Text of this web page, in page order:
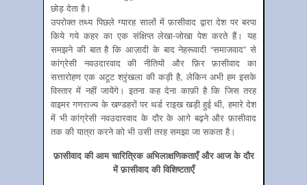
छोड़ देता है।
उपरोक्त तथ्य पिछले ग्यारह सालों में फ़ासीवाद द्वारा देश पर बरपा
किये गये कहर का एक संक्षिप्त लेखा-जोखा पेश करते हैं। यह
समझने की बात है कि आज़ादी के बाद नेहरूवादी “समाजवाद” से
कांग्रेसी नवउदारवाद की नीतियों और फ़िर फ़ासीवाद का
सत्तारोहण एक अटूट श्रृंखला की कड़ी है, लेकिन अभी हम इसके
विस्तार में नहीं जायेंगे। इतना कह देना काफ़ी है कि जिस तरह
वाइमर गणराज्य के खण्डहरों पर थर्ड राइख खड़ी हुई थी, हमारे देश
में भी कांग्रेसी नवउदारवाद के दौर के आगे बढ़ने और फ़ासीवाद
तक की यात्रा करने को भी उसी तरह समझा जा सकता है।
फ़ासीवाद की आम चारित्रिक अभिलाक्षणिकताएँ और आज के दौर
में फ़ासीवाद की विशिष्टताएँ